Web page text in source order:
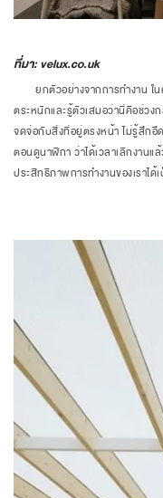
ที่มา: velux.co.uk
ยกตัวอย่างจากการทำงาน ในห้
ตระหนักและรู้ตัวเสมอว่านี่คือช่วง
จดจ่อกับสิ่งที่อยู่ตรงหน้า ไม่รู้สึกอึ
ตอนดูนาฬิกา ว่าได้เวลาเลิกงานแ
ประสิทธิภาพการทำงานของเราได้